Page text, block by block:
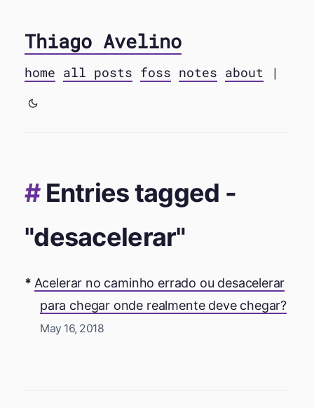
Thiago Avelino
home all posts foss notes about |
Entries tagged -
"desacelerar"
Acelerar no caminho errado ou desacelerar
para chegar onde realmente deve chegar?
May 16, 2018